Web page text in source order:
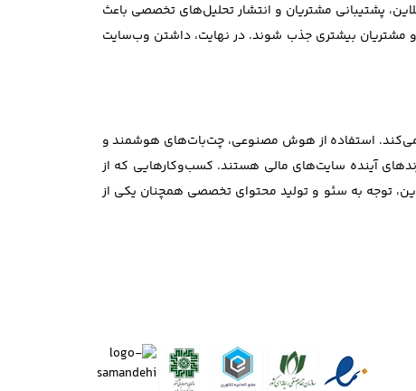
پشتیبانی مشتریان و انتشار تحلیل‌های تخصصی باعث
مشتریان بیشتری جذب شوند. در نهایت، داشتن وب‌سایت
می‌کند. استفاده از هوش مصنوعی، چت‌بات‌های هوشمند و
آینده سایت‌های مالی هستند. کسب‌وکارهایی که از
توجه به سئو و تولید محتوای تخصصی همچنان یکی از